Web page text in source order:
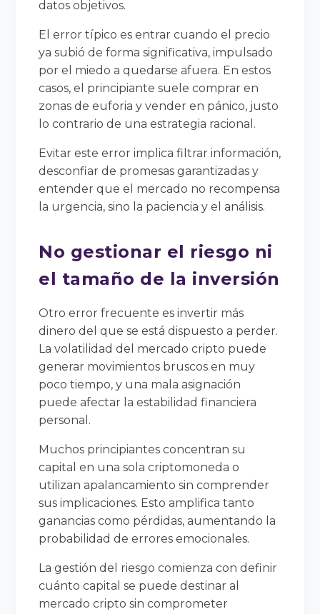
datos objetivos.
El error típico es entrar cuando el precio
ya subió de forma significativa, impulsado
por el miedo a quedarse afuera. En estos
casos, el principiante suele comprar en
zonas de euforia y vender en pánico, justo
lo contrario de una estrategia racional.
Evitar este error implica filtrar información,
desconfiar de promesas garantizadas y
entender que el mercado no recompensa
la urgencia, sino la paciencia y el análisis.
No gestionar el riesgo ni
el tamaño de la inversión
Otro error frecuente es invertir más
dinero del que se está dispuesto a perder.
La volatilidad del mercado cripto puede
generar movimientos bruscos en muy
poco tiempo, y una mala asignación
puede afectar la estabilidad financiera
personal.
Muchos principiantes concentran su
capital en una sola criptomoneda o
utilizan apalancamiento sin comprender
sus implicaciones. Esto amplifica tanto
ganancias como pérdidas, aumentando la
probabilidad de errores emocionales.
La gestión del riesgo comienza con definir
cuánto capital se puede destinar al
mercado cripto sin comprometer